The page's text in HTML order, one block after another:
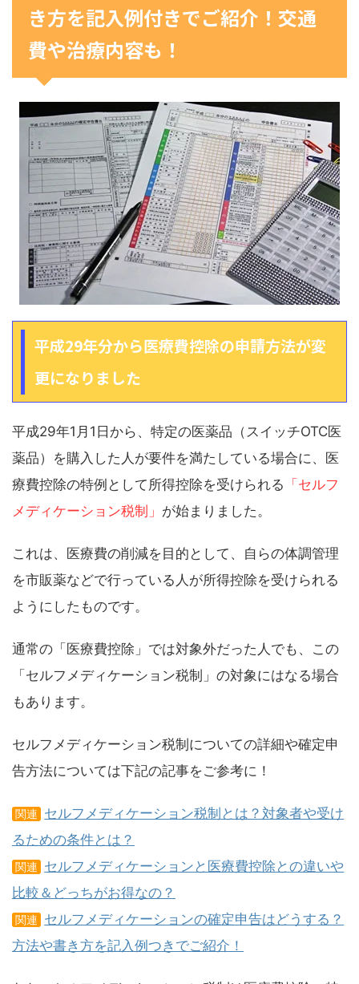
き方を記入例付きでご紹介！交通
費や治療内容も！
平成29年分から医療費控除の申請方法が変
更になりました
平成29年1月1日から、特定の医薬品（スイッチOTC医
薬品）を購入した人が要件を満たしている場合に、医
療費控除の特例として所得控除を受けられる 「セルフ
メディケーション税制」 が始まりました。
これは、医療費の削減を目的として、自らの体調管理
を市販薬などで行っている人が所得控除を受けられる
ようにしたものです。
通常の「医療費控除」では対象外だった人でも、この
「セルフメディケーション税制」の対象にはなる場合
もあります。
セルフメディケーション税制についての詳細や確定申
告方法については下記の記事をご参考に！
関連
セルフメディケーション税制とは？対象者や受け
るための条件とは？
関連
セルフメディケーションと医療費控除との違いや
比較＆どっちがお得なの？
関連
セルフメディケーションの確定申告はどうする？
方法や書き方を記入例つきでご紹介！